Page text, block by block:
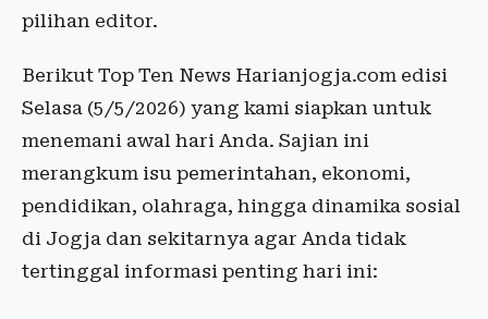
pilihan editor.
Berikut Top Ten News Harianjogja.com edisi
Selasa (5/5/2026) yang kami siapkan untuk
menemani awal hari Anda. Sajian ini
merangkum isu pemerintahan, ekonomi,
pendidikan, olahraga, hingga dinamika sosial
di Jogja dan sekitarnya agar Anda tidak
tertinggal informasi penting hari ini: